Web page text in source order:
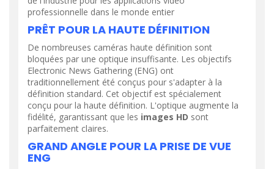
professionnelle dans le monde entier
PRÊT POUR LA HAUTE DÉFINITION
De nombreuses caméras haute définition sont
bloquées par une optique insuffisante. Les objectifs
Electronic News Gathering (ENG) ont
traditionnellement été conçus pour s'adapter à la
définition standard. Cet objectif est spécialement
conçu pour la haute définition. L'optique augmente la
fidélité, garantissant que les images HD sont
parfaitement claires.
GRAND ANGLE POUR LA PRISE DE VUE
ENG